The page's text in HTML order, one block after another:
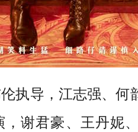
执导，江志强、何
，谢君豪、王丹妮